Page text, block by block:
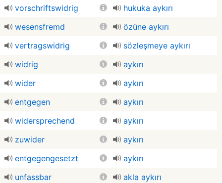
vorschriftswidrig
hukuka aykırı
wesensfremd
özüne aykırı
vertragswidrig
sözleşmeye aykırı
widrig
aykırı
wider
aykırı
entgegen
aykırı
widersprechend
aykırı
zuwider
aykırı
entgegengesetzt
aykırı
unfassbar
akla aykırı